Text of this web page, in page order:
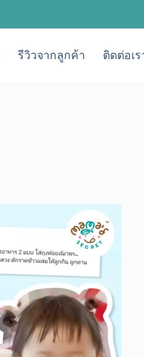
รีวิวจากลูกค้า ติดต่อเร